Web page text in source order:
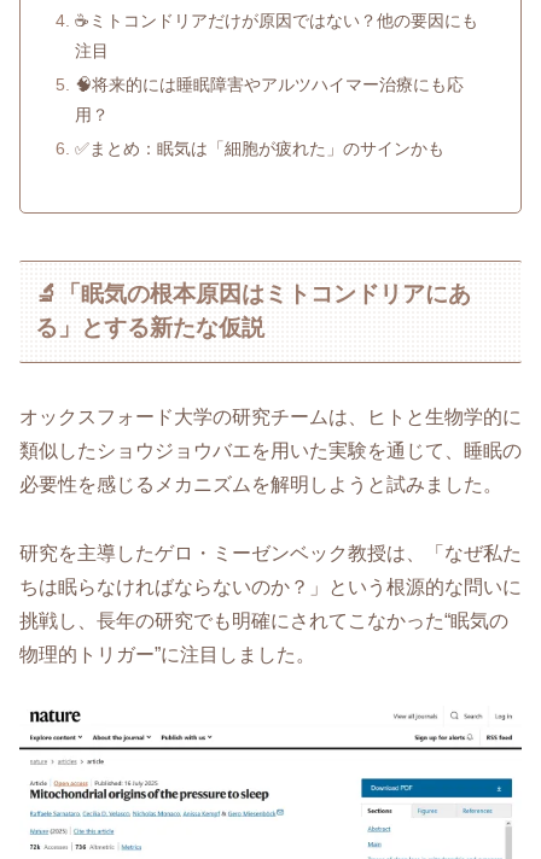
☕ミトコンドリアだけが原因ではない？他の要因にも
注目
🧠将来的には睡眠障害やアルツハイマー治療にも応
用？
✅まとめ：眠気は「細胞が疲れた」のサインかも
🔬「眠気の根本原因はミトコンドリアにあ
る」とする新たな仮説
オックスフォード大学の研究チームは、ヒトと生物学的に
類似したショウジョウバエを用いた実験を通じて、睡眠の
必要性を感じるメカニズムを解明しようと試みました。
研究を主導したゲロ・ミーゼンベック教授は、「なぜ私た
ちは眠らなければならないのか？」という根源的な問いに
挑戦し、長年の研究でも明確にされてこなかった“眠気の
物理的トリガー”に注目しました。